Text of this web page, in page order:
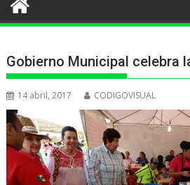
Gobierno Municipal celebra
14 abril, 2017 CODIGOVISUAL